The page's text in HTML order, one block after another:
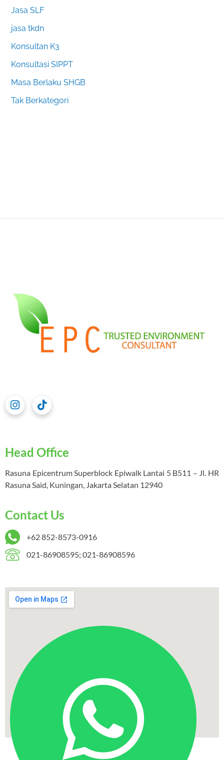
Jasa SLF
jasa tkdn
Konsultan K3
Konsultasi SIPPT
Masa Berlaku SHGB
Tak Berkategori
W
Head Office
Rasuna Epicentrum Superblock Epiwalk Lantai 5 B511 – Jl. HR
Rasuna Said, Kuningan, Jakarta Selatan 12940
Contact Us
+62 852-8573-0916
021-86908595; 021-86908596